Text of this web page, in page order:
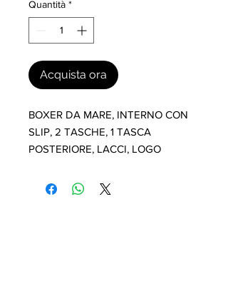
Quantità *
Acquista ora
BOXER DA MARE, INTERNO CON
SLIP, 2 TASCHE, 1 TASCA
POSTERIORE, LACCI, LOGO